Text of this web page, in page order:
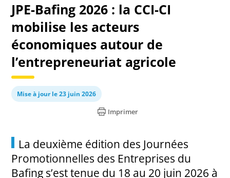
JPE-Bafing 2026 : la CCI-CI
mobilise les acteurs
économiques autour de
l’entrepreneuriat agricole
Mise à jour le 23 juin 2026
Imprimer
La deuxième édition des Journées
Promotionnelles des Entreprises du
Bafing s’est tenue du 18 au 20 juin 2026 à